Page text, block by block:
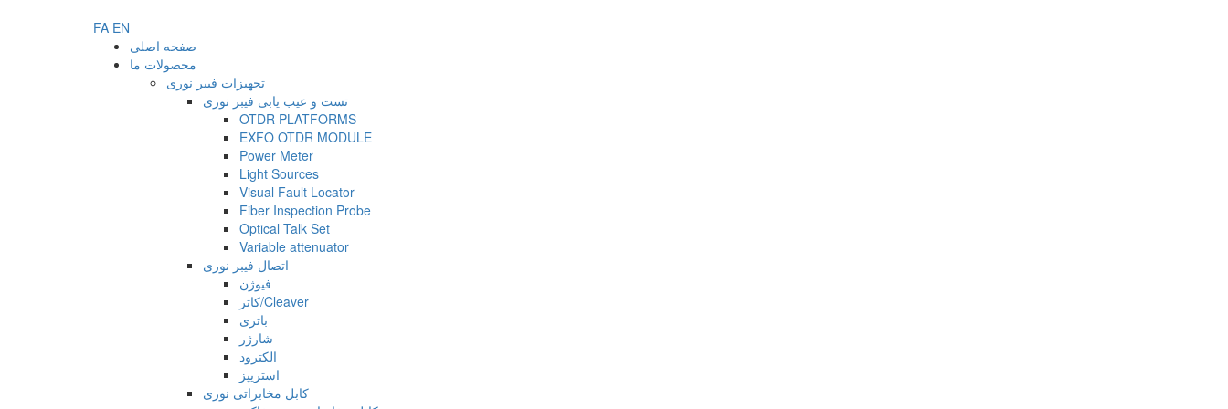
FA EN
صفحه اصلی
محصولات ما
تجهیزات فیبر نوری
تست و عیب یابی فیبر نوری
OTDR PLATFORMS
EXFO OTDR MODULE
Power Meter
Light Sources
Visual Fault Locator
Fiber Inspection Probe
Optical Talk Set
Variable attenuator
اتصال فیبر نوری
فیوژن
کاتر/Cleaver
باتری
شارژر
الکترود
استریپز
کابل مخابراتی نوری